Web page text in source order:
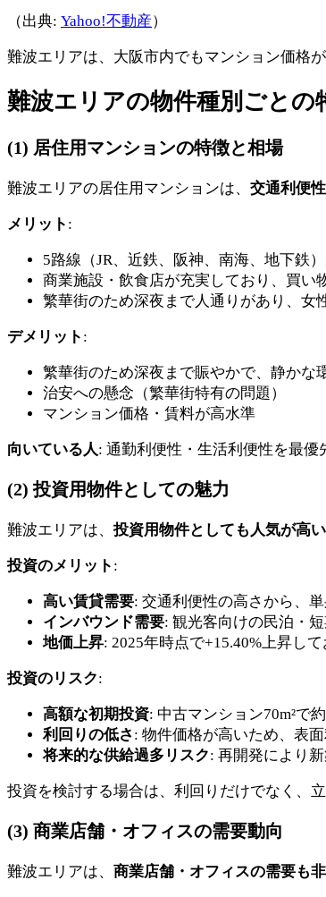
（出典: Yahoo!不動産）
難波エリアは、大阪市内でもマンション価格
難波エリアの物件種別ごとの
(1) 居住用マンションの特徴と相場
難波エリアの居住用マンションは、 交通利便
メリット :
5路線（JR、近鉄、阪神、南海、地下鉄
商業施設・飲食店が充実しており、買い
繁華街のため深夜まで人通りがあり、女
デメリット :
繁華街のため深夜まで賑やかで、静かな
治安への懸念（繁華街特有の問題）
マンション価格・賃料が高水準
向いている人: 通勤利便性・生活利便性を最
(2) 投資用物件としての魅力
難波エリアは、 投資用物件としても人気が高い
投資のメリット :
高い賃貸需要: 交通利便性の高さから、
インバウンド需要: 観光客向けの民泊・
地価上昇: 2025年時点で+15.40%上昇し
投資のリスク:
高額な初期投資: 中古マンション70m²で
利回りの低さ: 物件価格が高いため、表
将来的な供給過多リスク: 再開発により
投資を検討する場合は、利回りだけでなく、
(3) 商業店舗・オフィスの需要動向
難波エリアは、 商業店舗・オフィスの需要も